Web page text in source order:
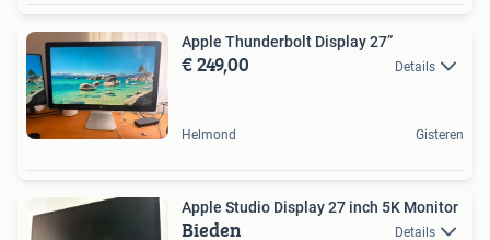
Apple Thunderbolt Display 27”
€ 249,00 Details
Helmond Gisteren
Apple Studio Display 27 inch 5K Monitor
Bieden Details